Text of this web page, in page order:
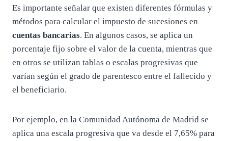
Es importante señalar que existen diferentes fórmulas y
métodos para calcular el impuesto de sucesiones en
cuentas bancarias. En algunos casos, se aplica un
porcentaje fijo sobre el valor de la cuenta, mientras que
en otros se utilizan tablas o escalas progresivas que
varían según el grado de parentesco entre el fallecido y
el beneficiario.
Por ejemplo, en la Comunidad Autónoma de Madrid se
aplica una escala progresiva que va desde el 7,65% para